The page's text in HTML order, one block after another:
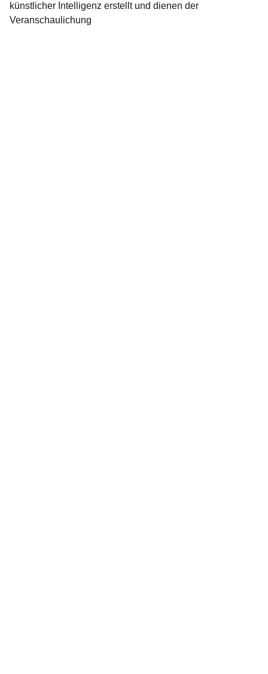
künstlicher Intelligenz erstellt und dienen der
Veranschaulichung